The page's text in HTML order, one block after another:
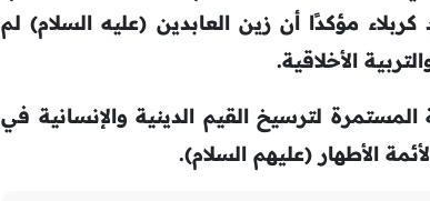
مؤكدًا أن زين العابدين (عليه السلام) لم
الأخلاقية.
لترسيخ القيم الدينية والإنسانية في
الأطهار (عليهم السلام).